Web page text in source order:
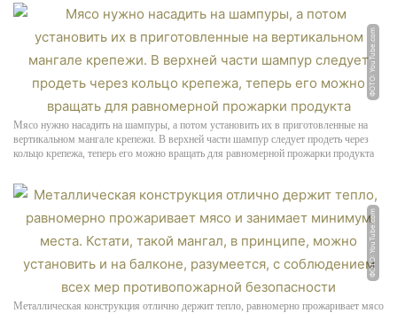
ФОТО: YouTube.com
Мясо нужно насадить на шампуры, а потом установить их в приготовленные на
вертикальном мангале крепежи. В верхней части шампур следует продеть через
кольцо крепежа, теперь его можно вращать для равномерной прожарки продукта
ФОТО: YouTube.com
Металлическая конструкция отлично держит тепло, равномерно прожаривает мясо